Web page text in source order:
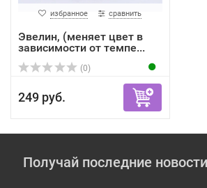
избранное сравнить
Эвелин, (меняет цвет в
зависимости от темпе...
(0)
249 руб.
Получай последние